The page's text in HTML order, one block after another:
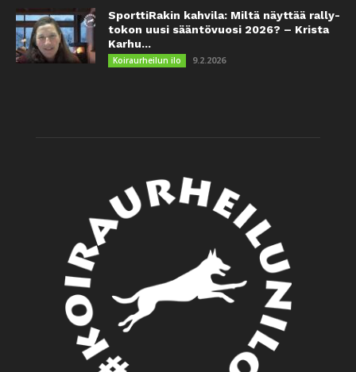
SporttiRakin kahvila: Miltä näyttää rally-
tokon uusi sääntövuosi 2026? – Krista
Karhu...
Koiraurheilun ilo 9.2.2026